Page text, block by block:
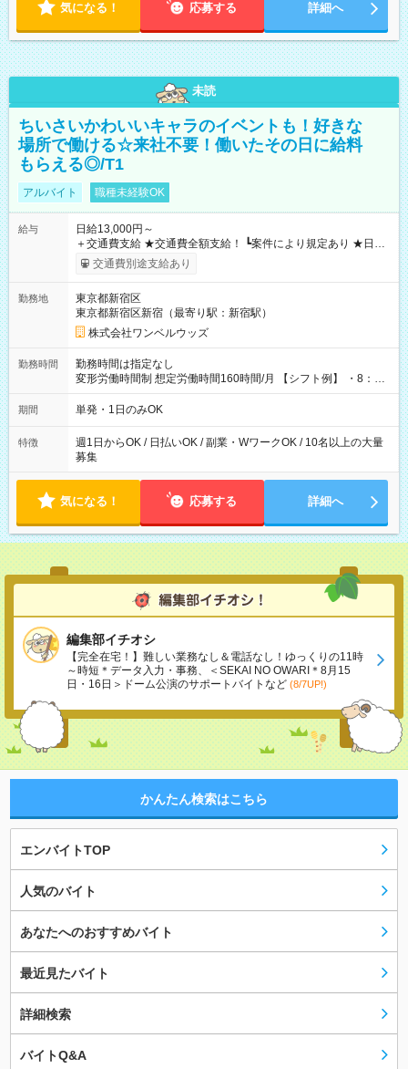
気になる！ 応募する 詳細へ
未読
ちいさいかわいいキャラのイベントも！好きな
場所で働ける☆来社不要！働いたその日に給料
もらえる◎/T1
アルバイト 職種未経験OK
給与
日給13,000円～
＋交通費支給 ★交通費全額支給！ ┗案件により規定あり ★日払
いOK！（規定あり） ┗働いたその日に現金GET♪ お仕事後はコ
ンビニATMから 日払い分を引き落とせます！ 【試用期間】試
交通費別途支給あり
勤務地
東京都新宿区
東京都新宿区新宿（最寄り駅：新宿駅）
株式会社ワンベルウッズ
勤務時間
勤務時間は指定なし
変形労働時間制 想定労働時間160時間/月 【シフト例】 ・8：00
～21：00
期間 単発・1日のみOK
特徴
週1日からOK / 日払いOK / 副業・WワークOK / 10名以上の大量
募集
気になる！ 応募する 詳細へ
編集部イチオシ
【完全在宅！】難しい業務なし＆電話なし！ゆっくりの11時
～時短＊データ入力・事務、＜SEKAI NO OWARI＊8月15
日・16日＞ドーム公演のサポートバイトなど (8/7UP!)
かんたん検索はこちら
エンバイトTOP
人気のバイト
あなたへのおすすめバイト
最近見たバイト
詳細検索
バイトQ&A